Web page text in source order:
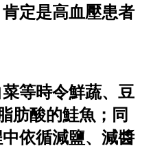
定是高血壓患者
等時令鮮蔬、豆
肪酸的鮭魚；同
依循減鹽、減醬